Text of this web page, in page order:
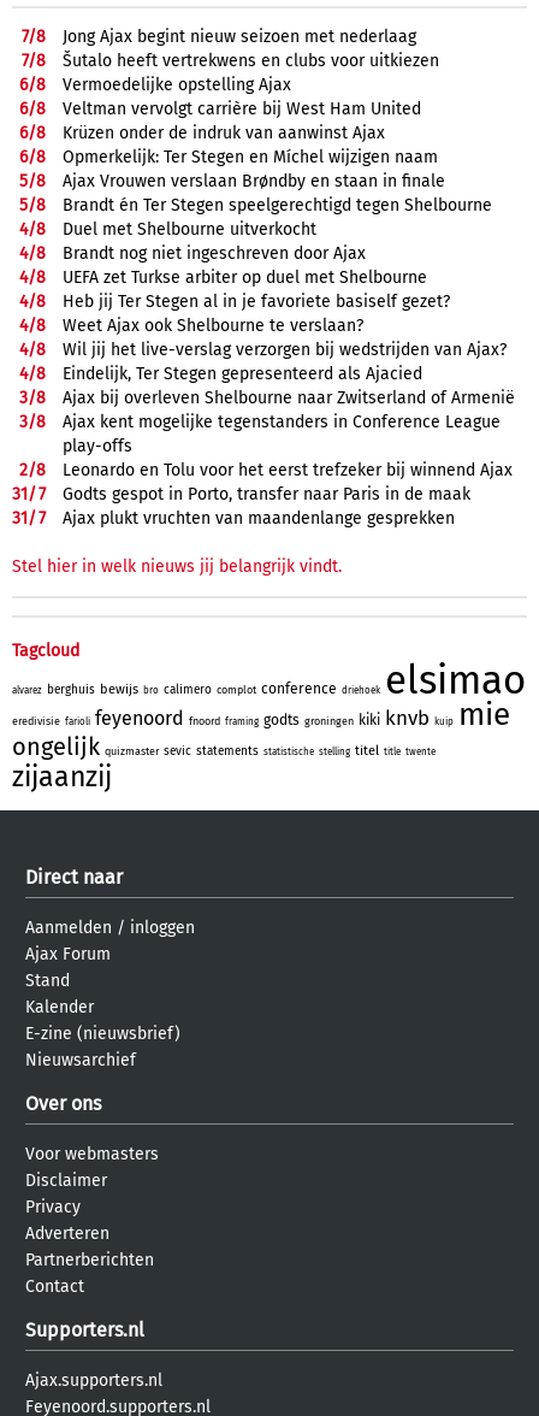
7/8
Jong Ajax begint nieuw seizoen met nederlaag
7/8
Šutalo heeft vertrekwens en clubs voor uitkiezen
6/8
Vermoedelijke opstelling Ajax
6/8
Veltman vervolgt carrière bij West Ham United
6/8
Krüzen onder de indruk van aanwinst Ajax
6/8
Opmerkelijk: Ter Stegen en Míchel wijzigen naam
5/8
Ajax Vrouwen verslaan Brøndby en staan in finale
5/8
Brandt én Ter Stegen speelgerechtigd tegen Shelbourne
4/8
Duel met Shelbourne uitverkocht
4/8
Brandt nog niet ingeschreven door Ajax
4/8
UEFA zet Turkse arbiter op duel met Shelbourne
4/8
Heb jij Ter Stegen al in je favoriete basiself gezet?
4/8
Weet Ajax ook Shelbourne te verslaan?
4/8
Wil jij het live-verslag verzorgen bij wedstrijden van Ajax?
4/8
Eindelijk, Ter Stegen gepresenteerd als Ajacied
3/8
Ajax bij overleven Shelbourne naar Zwitserland of Armenië
3/8
Ajax kent mogelijke tegenstanders in Conference League
play-offs
2/8
Leonardo en Tolu voor het eerst trefzeker bij winnend Ajax
31/7
Godts gespot in Porto, transfer naar Paris in de maak
31/7 Ajax plukt vruchten van maandenlange gesprekken
Stel hier in welk nieuws jij belangrijk vindt.
Tagcloud
alvarez berghuis bewijs bro calimero complot conference driehoek elsimao
eredivisie farioli feyenoord fnoord framing godts groningen kiki knvb kuip mie
ongelijk quizmaster sevic statements statistische stelling titel title twente
zijaanzij
Direct naar
Aanmelden / inloggen
Ajax Forum
Stand
Kalender
E-zine (nieuwsbrief)
Nieuwsarchief
Over ons
Voor webmasters
Disclaimer
Privacy
Adverteren
Partnerberichten
Contact
Supporters.nl
Ajax.supporters.nl
Feyenoord.supporters.nl